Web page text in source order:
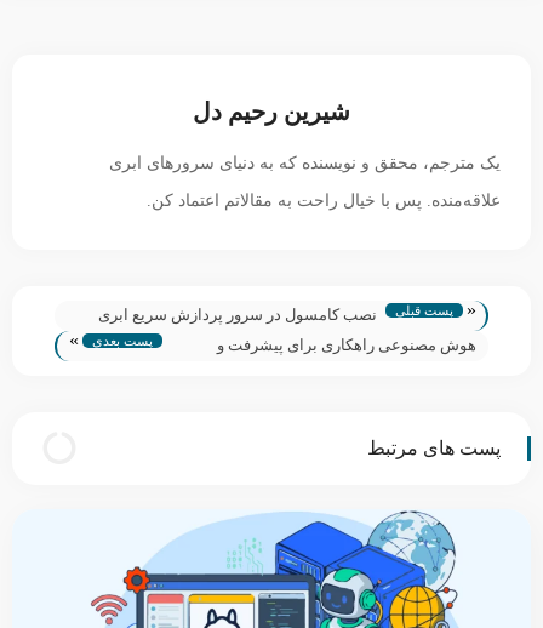
شیرین رحیم دل
یک مترجم، محقق و نویسنده که به دنیای سرورهای ابری
علاقه‌منده. پس با خیال راحت به مقالاتم اعتماد کن.
« پست قبلی
نصب کامسول در سرور پردازش سریع ابری
هوش مصنوعی راهکاری برای پیشرفت و
پست بعدی »
پست های مرتبط